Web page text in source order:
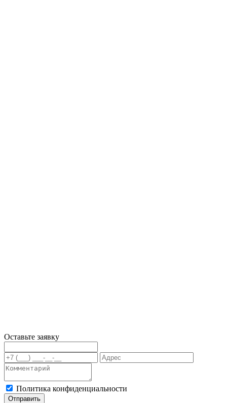
Оставьте заявку
Политика конфиденциальности
Отправить